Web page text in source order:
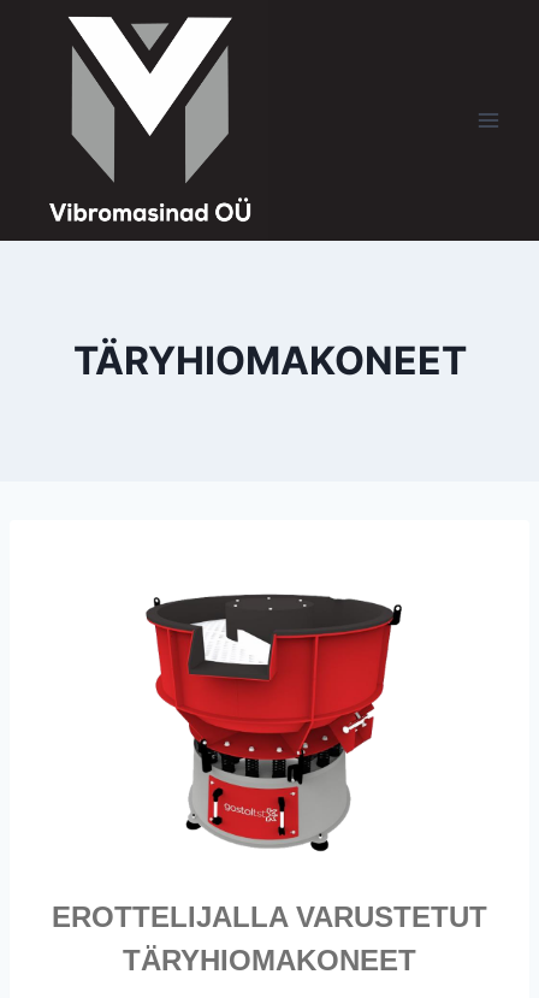
TÄRYHIOMAKONEET
EROTTELIJALLA VARUSTETUT
TÄRYHIOMAKONEET